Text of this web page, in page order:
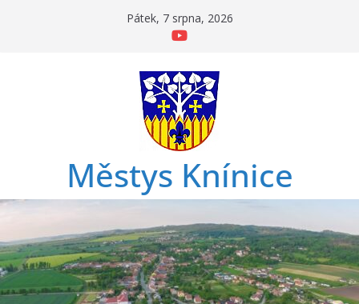
Pátek, 7 srpna, 2026
Městys Knínice